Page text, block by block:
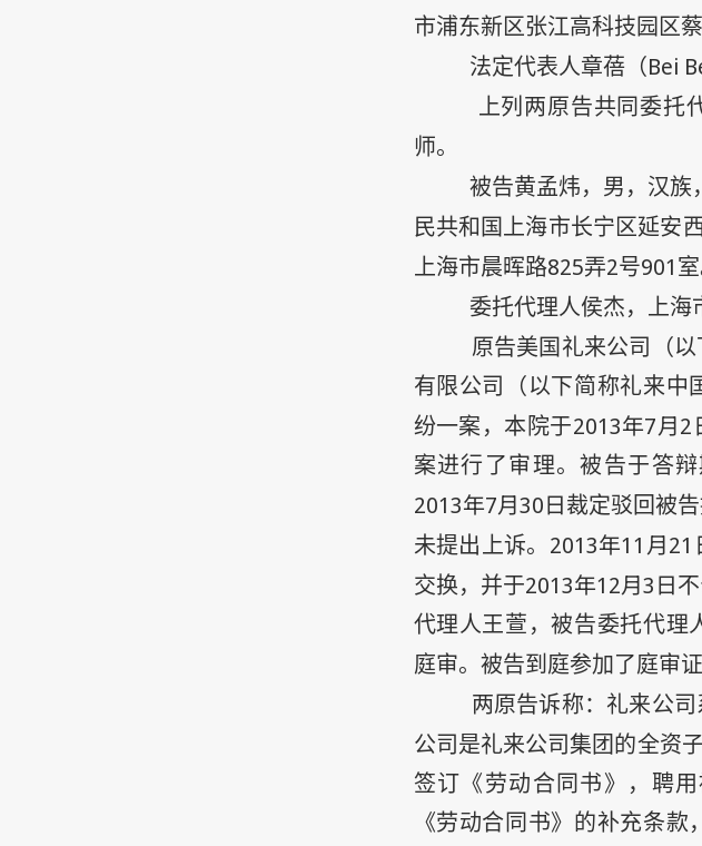
市浦东新区张江高科技园区
法定代表人章蓓（Bei
上列两原告共同委
师。
被告黄孟炜，男，汉族，
民共和国上海市长宁区延安
上海市晨晖路825弄2号901 室
委托代理人侯杰，上海
原告美国礼来公司（
有限公司（以下简称礼来中
纷一案，本院于2013年7月2
案进行了审理。被告于答
2013年7月30日裁定驳回被
未提出上诉。 2013年11 月21
交换，并于2013年12月3日
代理人王萱，被告委托代理
庭审。被告到庭参加了庭审
两原告诉称：礼来公
公司是礼来公司集团的全资子
签订《劳动合同书》，聘
《劳动合同书》的补充条